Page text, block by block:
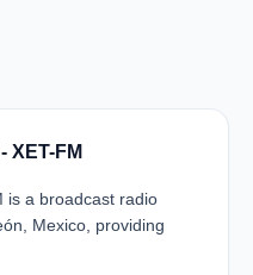
XET-FM
is a broadcast radio
Mexico, providing